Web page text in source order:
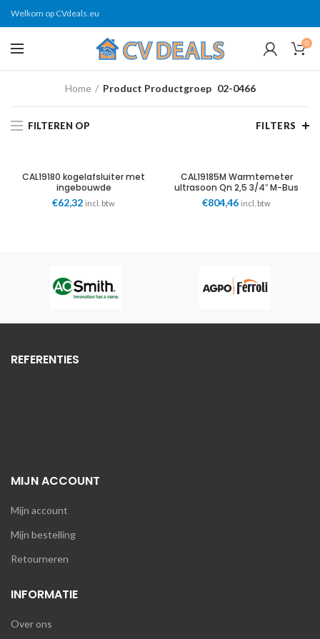
Welkom op CVdeals.eu
0
Home Product Productgroep 02-0466
FILTEREN OP FILTERS
CAL19180 kogelafsluiter met
ingebouwde
temperatuursonde Caleffi
€62,32 incl. btw
CAL19185M Warmtemeter
ultrasoon Qn 2,5 3/4″ M-Bus
Caleffi
€804,46 incl. btw
REFERENTIES
MIJN ACCOUNT
Mijn account
Mijn bestelling
Retourneren
INFORMATIE
Over ons